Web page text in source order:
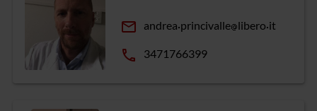
email andrea princivalle libero it
phone 3471766399